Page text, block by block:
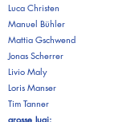
Luca Christen
Manuel Bühler
Mattia Gschwend
Jonas Scherrer
Livio Maly​
Loris Manser
Tim Tanner
grosse Jugi: